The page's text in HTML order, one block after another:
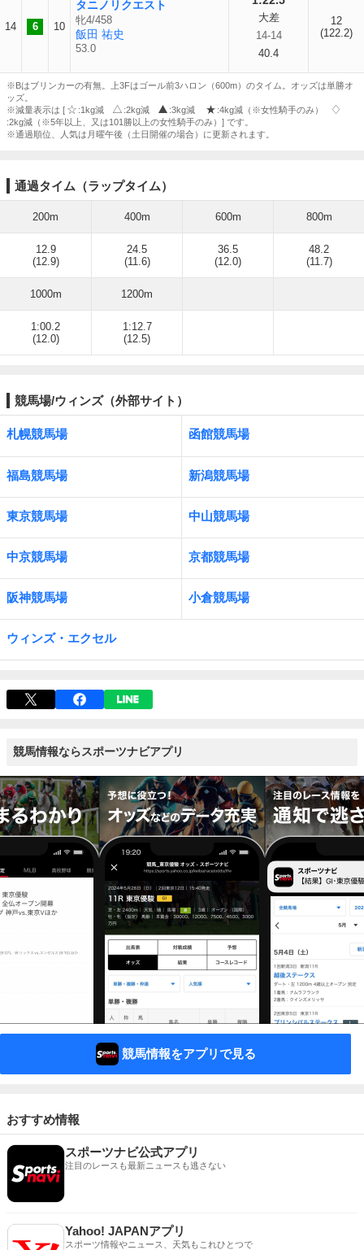
14 6 10
タニノリクエスト
牝4/458
飯田 祐史
53.0
大差
14-14
40.4
12
(122.2)
※Bはブリンカーの有無。上3Fはゴール前3ハロン（600m）のタイム。オッズは単勝オ
ッズ。
※減量表示は [
:1kg減 :2kg減 :3kg減
:4kg減（※女性騎手のみ）
:2kg減（※5年以上、又は101勝以上の女性騎手のみ）] です。
※通過順位、人気は月曜午後（土日開催の場合）に更新されます。
通過タイム（ラップタイム）
200m 400m 600m 800m
12.9
(12.9)
24.5
(11.6)
36.5
(12.0)
48.2
(11.7)
1000m 1200m
1:00.2
(12.0)
1:12.7
(12.5)
競馬場/ウィンズ（外部サイト）
札幌競馬場 函館競馬場
福島競馬場 新潟競馬場
東京競馬場 中山競馬場
中京競馬場 京都競馬場
阪神競馬場 小倉競馬場
ウィンズ・エクセル
競馬情報ならスポーツナビアプリ
競馬情報をアプリで見る
おすすめ情報
スポーツナビ公式アプリ
注目のレースも最新ニュースも逃さない
Yahoo! JAPANアプリ
スポーツ情報やニュース、天気もこれひとつで